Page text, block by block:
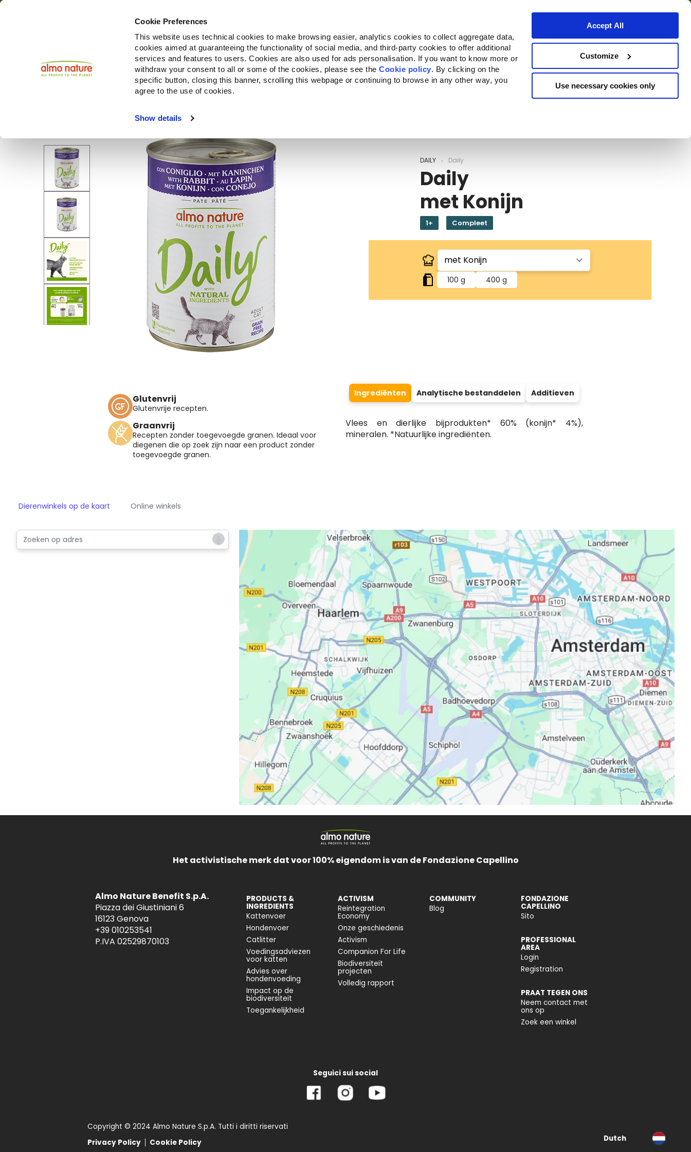
Cookie Preferences
This website uses technical cookies to make browsing easier, analytics cookies to collect aggregate data,
cookies aimed at guaranteeing the functionality of social media, and third-party cookies to offer additional
services and features to users. Cookies are also used for ads personalisation. If you want to know more or
withdraw your consent to all or some of the cookies, please see theCookie policy. By clicking on the
specific button, closing this banner, scrolling this webpage or continuing to browse in any other way, you
agree to the use of cookies.
Show details
Accept All
Customize
Use necessary cookies only
Producten Companion for Life Oproep voor projecten Over ons Waar te koop
Choose another country or region to see content specific to your location.
DAILY Daily
Daily
met Konijn
1+ Compleet
100 g 400 g
Glutenvrij
Glutenvrije recepten.
Graanvrij
Recepten zonder toegevoegde granen. Ideaal voor
diegenen die op zoek zijn naar een product zonder
toegevoegde granen.
Ingrediënten Analytische bestanddelen Additieven
Vlees en dierlijke bijprodukten* 60% (konijn* 4%),
mineralen. *Natuurlijke ingrediënten.
Dierenwinkels op de kaart Online winkels
Het activistische merk dat voor 100% eigendom is van de Fondazione Capellino
Almo Nature Benefit S.p.A.
Piazza dei Giustiniani 6
16123 Genova
+39 010253541
P.IVA 02529870103
PRODUCTS &
INGREDIENTS
Kattenvoer
Hondenvoer
Catlitter
Voedingsadviezen
voor katten
Advies over
hondenvoeding
Impact op de
biodiversiteit
Toegankelijkheid
ACTIVISM
Reintegration
Economy
Onze geschiedenis
Activism
Companion For Life
Biodiversiteit
projecten
Volledig rapport
COMMUNITY
Blog
FONDAZIONE
CAPELLINO
Sito
PROFESSIONAL
AREA
Login
Registration
PRAAT TEGEN ONS
Neem contact met
ons op
Zoek een winkel
Seguici sui social
Copyright © 2024 Almo Nature S.p.A. Tutti i diritti riservati
Privacy Policy
Cookie Policy Dutch